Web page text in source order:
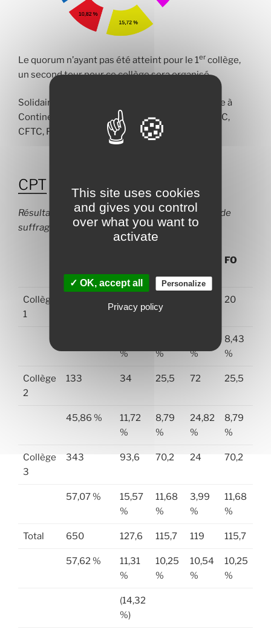
Le quorum n’ayant pas été atteint pour le 1er collège,
un second tour pour ce collège sera organisé.
Solidaires est la première organisation syndicale à
Continental Automotive, mais l’alliance CFE-CGC,
CFTC, FO dépasse la barre des 50 % de 0,3 %.
CPT France
Résultats détaillés pourCPT France en nombre de
suffrages et en %
CGC
FO
Collège
1
20
%
%
%
8,43
%
Collège
2
133 34 25,5 72 25,5
45,86 %
11,72
%
8,79
%
24,82
%
8,79
%
Collège
3
343 93,6 70,2 24 70,2
57,07 %
15,57
%
11,68
%
3,99
%
11,68
%
Total 650 127,6 115,7 119 115,7
57,62 %
11,31
%
10,25
%
10,54
%
10,25
%
(14,32
%)
This site uses cookies
and gives you control
over what you want to
activate
✓ OK, accept all Personalize
Privacy policy